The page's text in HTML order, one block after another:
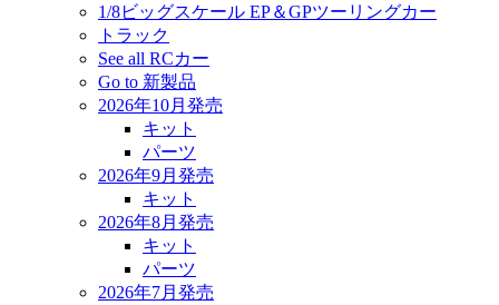
1/8ビッグスケール EP＆GPツーリングカー
トラック
See all RCカー
Go to 新製品
2026年10月発売
キット
パーツ
2026年9月発売
キット
2026年8月発売
キット
パーツ
2026年7月発売